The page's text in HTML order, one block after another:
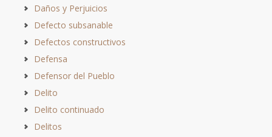
Daños y Perjuicios
Defecto subsanable
Defectos constructivos
Defensa
Defensor del Pueblo
Delito
Delito continuado
Delitos